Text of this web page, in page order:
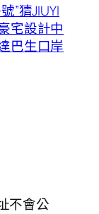
”猜JIUYI
宅設計中
巴生口岸
不會公